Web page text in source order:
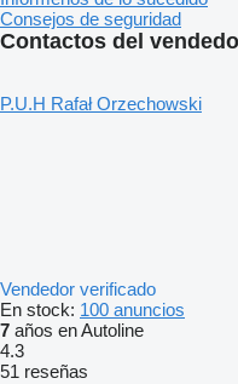
Consejos de seguridad
Contactos del
P.U.H Rafał Orzechowski
Vendedor verificado
En stock: 100 anuncios
7 años en Autoline
4.3
51 reseñas